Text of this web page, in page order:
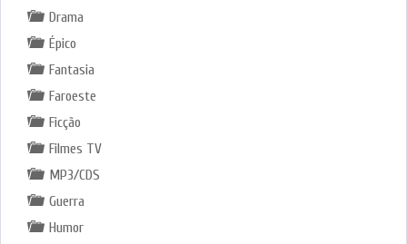
Drama
Épico
Fantasia
Faroeste
Ficção
Filmes TV
MP3/CDS
Guerra
Humor